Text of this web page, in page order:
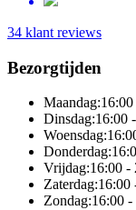
34 klant reviews
Bezorgtijden
Maandag:
Dinsdag:16:00
Woensdag:
Donderdag:
Vrijdag:16:00 -
Zaterdag:16:00
Zondag:16:00 -